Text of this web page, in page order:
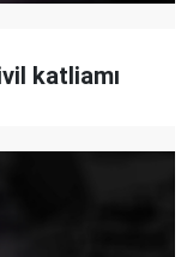
katliamı